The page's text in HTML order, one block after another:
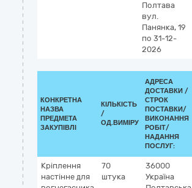
Полтава
вул.
Панянка, 19
по 31-12-
2026
КОНКРЕТНА
НАЗВА
ПРЕДМЕТА
ЗАКУПІВЛІ
КІЛЬКІСТЬ
/
ОД.ВИМІРУ
АДРЕСА
ДОСТАВКИ /
СТРОК
ПОСТАВКИ/
ВИКОНАННЯ
РОБІТ/
НАДАННЯ
ПОСЛУГ:
Кріплення
настінне для
70
штука
36000
Україна